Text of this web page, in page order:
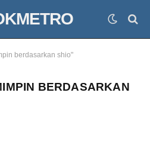
berdasarkan shio"
BERDASARKAN